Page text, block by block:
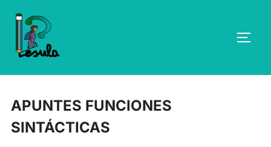
contenido
APUNTES FUNCIONES
SINTÁCTICAS